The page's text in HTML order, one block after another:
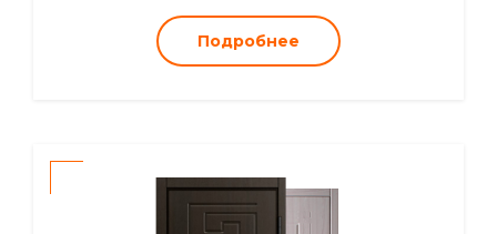
Подробнее